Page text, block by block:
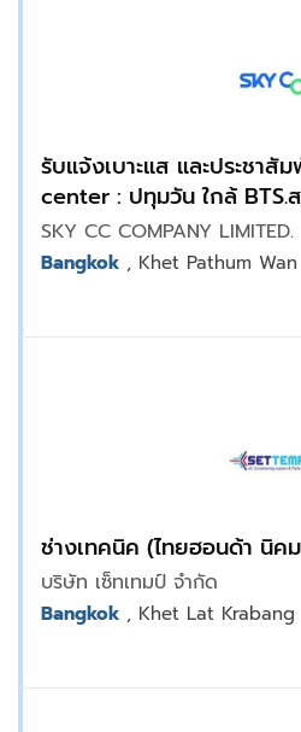
รับแจ้งเบาะแส และประชา
center : ปทุมวัน ใกล้ BTS.
SKY CC COMPANY LIMITED.
Bangkok , Khet Pathum Wan
ช่างเทคนิค (ไทยฮอนด้า นิค
บริษัท เซ็ทเทมป์ จำกัด
Bangkok , Khet Lat Krabang